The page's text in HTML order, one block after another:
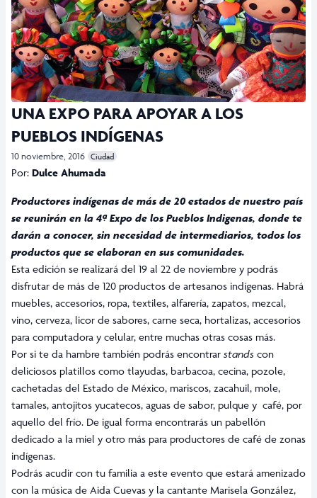
UNA EXPO PARA APOYAR A LOS
PUEBLOS INDÍGENAS
10 noviembre, 2016 Ciudad
Por: Dulce Ahumada
Productores indígenas de más de 20 estados de nuestro país
se reunirán en la 4ª Expo de los Pueblos Indigenas, donde te
darán a conocer, sin necesidad de intermediarios, todos los
productos que se elaboran en sus comunidades.
Esta edición se realizará del 19 al 22 de noviembre y podrás
disfrutar de más de 120 productos de artesanos indígenas. Habrá
muebles, accesorios, ropa, textiles, alfarería, zapatos, mezcal,
vino, cerveza, licor de sabores, carne seca, hortalizas, accesorios
para computadora y celular, entre muchas otras cosas más.
Por si te da hambre también podrás encontrar stands con
deliciosos platillos como tlayudas, barbacoa, cecina, pozole,
cachetadas del Estado de México, mariscos, zacahuil, mole,
tamales, antojitos yucatecos, aguas de sabor, pulque y café, por
aquello del frío. De igual forma encontrarás un pabellón
dedicado a la miel y otro más para productores de café de zonas
indígenas.
Podrás acudir con tu familia a este evento que estará amenizado
con la música de Aida Cuevas y la cantante Marisela González,